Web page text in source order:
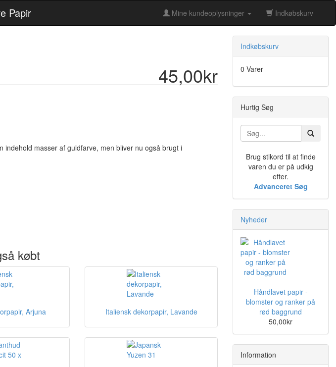
Mine kundeoplysninger Indkøbskurv
Papir
45,00kr
indehold masser af guldfarve, men bliver nu også brugt i
købt
Arjuna
Italiensk dekorpapir, Lavande
Indkøbskurv
0 Varer
Hurtig Søg
Brug stikord til at finde
varen du er på udkig
efter.
Advanceret Søg
Nyheder
Håndlavet papir -
blomster og ranker på
rød baggrund
50,00kr
Information